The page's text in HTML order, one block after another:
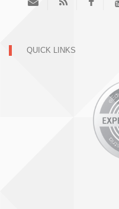
QUICK LINKS